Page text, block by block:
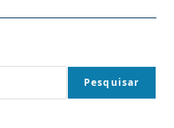
Pesquisar